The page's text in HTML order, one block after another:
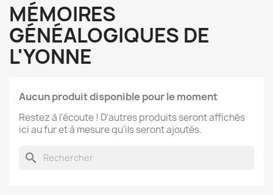
MÉMOIRES
GÉNÉALOGIQUES DE
L'YONNE
Aucun produit disponible pour le moment
Restez à l'écoute ! D'autres produits seront affichés
ici au fur et à mesure qu'ils seront ajoutés.
search